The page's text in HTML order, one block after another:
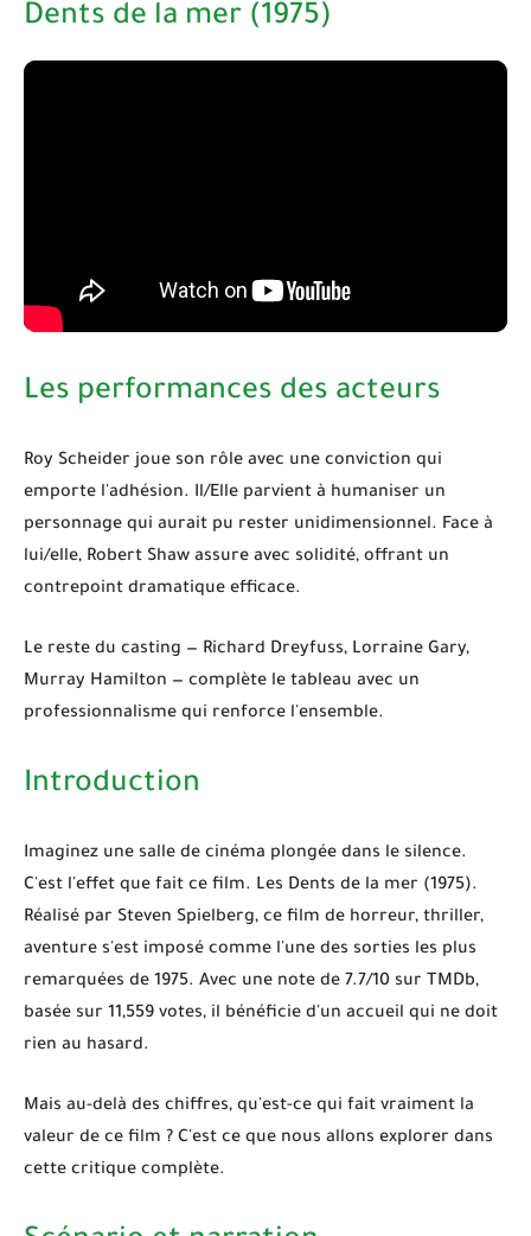
Dents de la mer (1975)
Les performances des acteurs
Roy Scheider joue son rôle avec une conviction qui
emporte l'adhésion. Il/Elle parvient à humaniser un
personnage qui aurait pu rester unidimensionnel. Face à
lui/elle, Robert Shaw assure avec solidité, offrant un
contrepoint dramatique efficace.
Le reste du casting — Richard Dreyfuss, Lorraine Gary,
Murray Hamilton — complète le tableau avec un
professionnalisme qui renforce l'ensemble.
Introduction
Imaginez une salle de cinéma plongée dans le silence.
C'est l'effet que fait ce film. Les Dents de la mer (1975).
Réalisé par Steven Spielberg, ce film de horreur, thriller,
aventure s'est imposé comme l'une des sorties les plus
remarquées de 1975. Avec une note de 7.7/10 sur TMDb,
basée sur 11,559 votes, il bénéficie d'un accueil qui ne doit
rien au hasard.
Mais au-delà des chiffres, qu'est-ce qui fait vraiment la
valeur de ce film ? C'est ce que nous allons explorer dans
cette critique complète.